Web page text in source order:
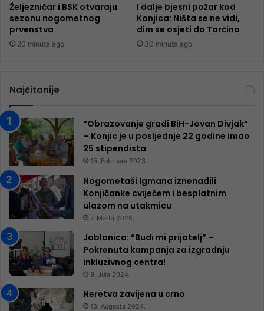
Željezničar i BSK otvaraju
sezonu nogometnog
prvenstva
20 minuta ago
I dalje bjesni požar kod
Konjica: Ništa se ne vidi,
dim se osjeti do Tarčina
30 minuta ago
Najčitanije
“Obrazovanje gradi BiH-Jovan Divjak“
– Konjic je u posljednje 22 godine imao
25 ​​stipendista
15. Februara 2023.
Nogometaši Igmana iznenadili
Konjičanke cvijećem i besplatnim
ulazom na utakmicu
7. Marta 2025.
Jablanica: “Budi mi prijatelj” –
Pokrenuta kampanja za izgradnju
inkluzivnog centra!
9. Jula 2024.
Neretva zavijena u crno
13. Augusta 2024.